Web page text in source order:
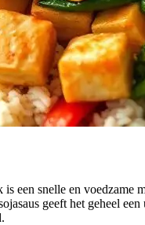
een snelle en
geeft het geheel